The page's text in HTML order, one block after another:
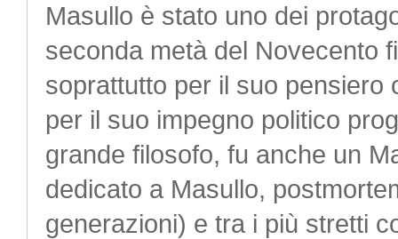
Masullo è stato uno dei
seconda metà del Novecento
soprattutto per il suo pensiero
per il suo impegno politico
grande filosofo, fu anche un
dedicato a Masullo,
generazioni) e tra i più stretti